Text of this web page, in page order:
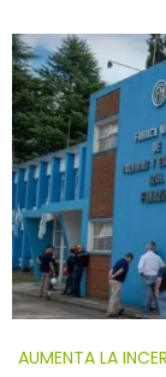
AUMENTA LA